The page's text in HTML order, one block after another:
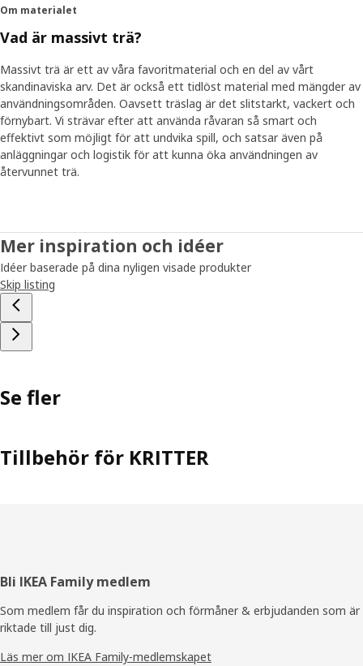
Om materialet
Vad är massivt trä?
Massivt trä är ett av våra favoritmaterial och en del av vårt
skandinaviska arv. Det är också ett tidlöst material med mängder av
användningsområden. Oavsett träslag är det slitstarkt, vackert och
förnybart. Vi strävar efter att använda råvaran så smart och
effektivt som möjligt för att undvika spill, och satsar även på
anläggningar och logistik för att kunna öka användningen av
återvunnet trä.
Mer inspiration och idéer
Idéer baserade på dina nyligen visade produkter
Skip listing
Se fler
Tillbehör för KRITTER
Sidfot
Bli IKEA Family medlem
Som medlem får du inspiration och förmåner & erbjudanden som är
riktade till just dig.
Läs mer om IKEA Family-medlemskapet